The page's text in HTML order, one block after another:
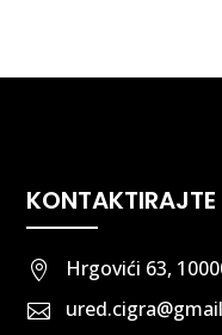
KONTAKTIRAJTE
 Hrgovići 63,
